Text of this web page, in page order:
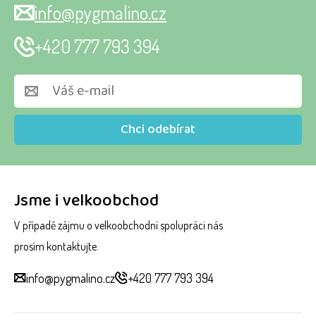
Jsme i velkoobchod
V případě zájmu o velkoobchodní spolupráci nás
prosím kontaktujte.
info@pygmalino.cz +420 777 793 394
Chci odebírat
info@pygmalino.cz
+420 777 793 394